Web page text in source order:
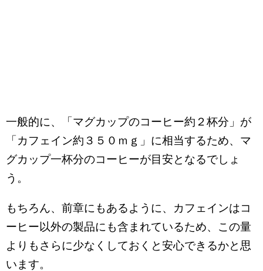
一般的に、「マグカップのコーヒー約２杯分」が
「カフェイン約３５０ｍｇ」に相当するため、マ
グカップ一杯分のコーヒーが目安となるでしょ
う。
もちろん、前章にもあるように、カフェインはコ
ーヒー以外の製品にも含まれているため、この量
よりもさらに少なくしておくと安心できるかと思
います。